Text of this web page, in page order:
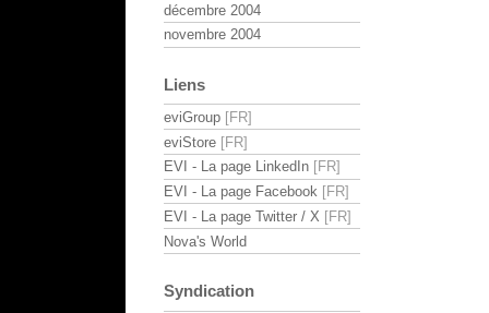
décembre 2004
novembre 2004
Liens
eviGroup
eviStore
EVI - La page LinkedIn
EVI - La page Facebook
EVI - La page Twitter / X
Nova's World
Syndication